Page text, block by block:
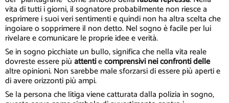
vita di tutti i giorni, il sognatore probabilmente non riesce a
esprimere i suoi veri sentimenti e quindi non ha altra scelta che
ingoiare o sopprimere il non detto. Nel sogno è facile per lui
rivelare e comunicare le proprie idee e verità.
Se in sogno picchiate un bullo, significa che nella vita reale
dovreste essere piùattentiecomprensivi nei confronti delle
altre opinioni. Non sarebbe male sforzarsi di essere più aperti e
di avere orizzonti più ampi.
Se la persona che litiga viene catturata dalla polizia in sogno,